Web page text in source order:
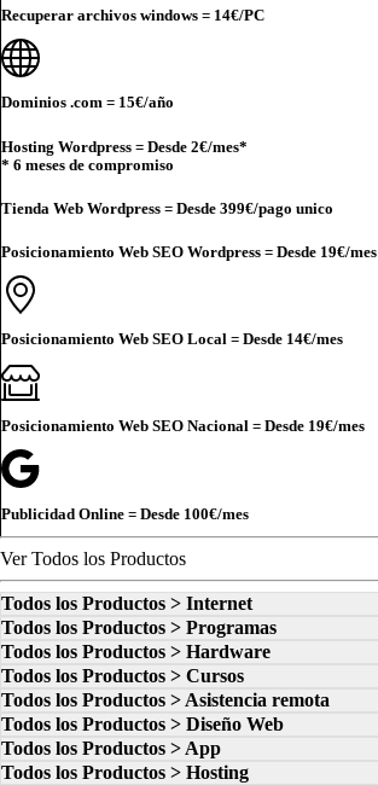
Recuperar archivos windows = 14€/PC
Dominios .com = 15€/año
Hosting Wordpress = Desde 2€/mes*
* 6 meses de compromiso
Tienda Web Wordpress = Desde 399€/pago unico
Posicionamiento Web SEO Wordpress = Desde 19€/mes
Posicionamiento Web SEO Local = Desde 14€/mes
Posicionamiento Web SEO Nacional = Desde 19€/mes
Publicidad Online = Desde 100€/mes
Ver Todos los Productos
Todos los Productos > Internet
Todos los Productos > Programas
Todos los Productos > Hardware
Todos los Productos > Cursos
Todos los Productos > Asistencia remota
Todos los Productos > Diseño Web
Todos los Productos > App
Todos los Productos > Hosting